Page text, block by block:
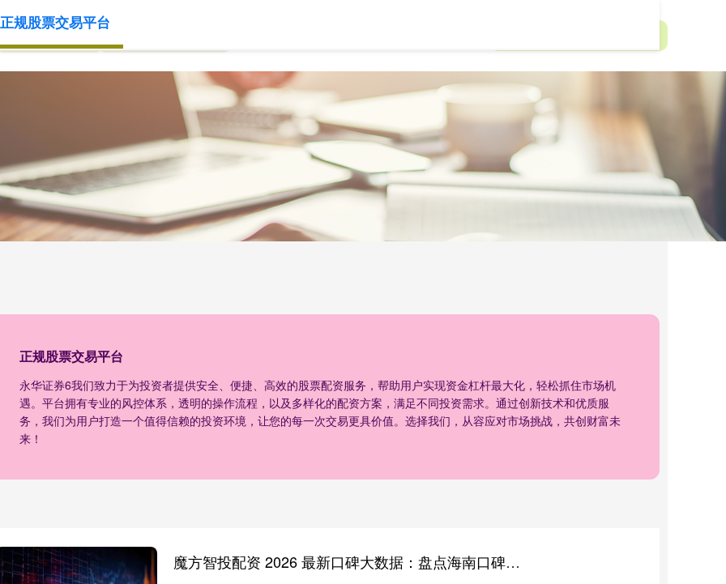
国内实盘交易
正规股票交易平台
永华证券6我们致力于为投资者提供安全、便捷、高效的股票配资服务，帮助用户实现资金杠杆最大化，轻松抓住市场机
遇。平台拥有专业的风控体系，透明的操作流程，以及多样化的配资方案，满足不同投资需求。通过创新技术和优质服
务，我们为用户打造一个值得信赖的投资环境，让您的每一次交易更具价值。选择我们，从容应对市场挑战，共创财富未
来！
正规股票交易平台
魔方智投配资 2026 最新口碑大数据：盘点海南口碑最好的旅行社前十名